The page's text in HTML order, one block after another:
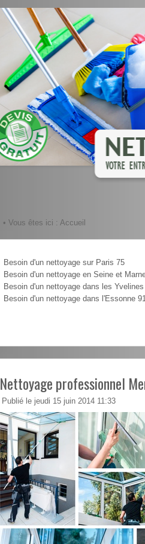
• Vous êtes ici : Accueil
Besoin d'un nettoyage sur Paris 75
Besoin d'un nettoyage en Seine et
Besoin d'un nettoyage dans les
Besoin d'un nettoyage dans l'Essonne
Nettoyage professionnel
Publié le jeudi 15 juin 2014 11:33